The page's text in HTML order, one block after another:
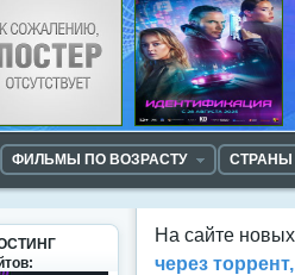
ФИЛЬМЫ ПО ВОЗРАСТУ
На сайте
через